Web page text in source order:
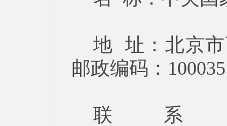
地 址：北京
邮政编码：
联系